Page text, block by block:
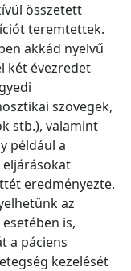
összetett
teremtettek.
akkád nyelvű
két évezredet
szövegek,
stb.), valamint
például a
eljárásokat
eredményezte.
az
is,
a páciens
kezelését